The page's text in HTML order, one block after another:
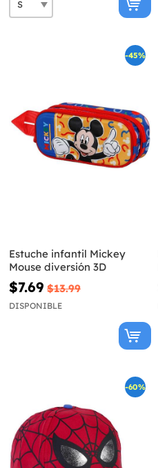
-45%
Estuche infantil Mickey
Mouse diversión 3D
$7.69 $13.99
DISPONIBLE
-60%